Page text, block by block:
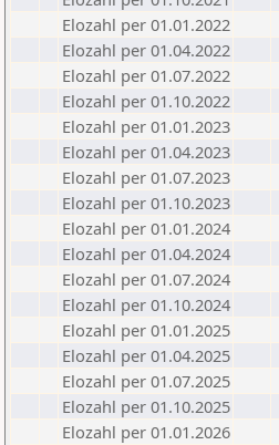
Elozahl per 01.01.2022
Elozahl per 01.04.2022
Elozahl per 01.07.2022
Elozahl per 01.10.2022
Elozahl per 01.01.2023
Elozahl per 01.04.2023
Elozahl per 01.07.2023
Elozahl per 01.10.2023
Elozahl per 01.01.2024
Elozahl per 01.04.2024
Elozahl per 01.07.2024
Elozahl per 01.10.2024
Elozahl per 01.01.2025
Elozahl per 01.04.2025
Elozahl per 01.07.2025
Elozahl per 01.10.2025
Elozahl per 01.01.2026